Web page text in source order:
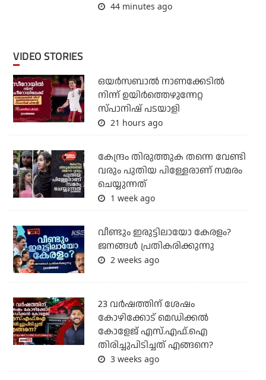
44 minutes ago
VIDEO STORIES
ഒയര്‍സബാൽ നാണക്കേടിൽ
നിന്ന് ഉയിർത്തെഴുന്നേറ്റ
സ്പാനിഷ് പടയാളി
21 hours ago
കേന്ദ്രം തിരുത്തുക തന്നെ വേണ്ടി
വരും പുതിയ പിള്ളേരാണ് സമരം
ചെയ്യുന്നത്
1 week ago
വീണ്ടും ഇരുട്ടിലായോ കേരളം?
ജനങ്ങൾ പ്രതികരിക്കുന്നു
2 weeks ago
23 വർഷത്തിന് ശേഷം
കോഴിക്കോട് മെഡിക്കൽ
കോളേജ് എസ്.എഫ്.ഐ
തിരിച്ചുപിടിച്ചത് എങ്ങനെ?
3 weeks ago